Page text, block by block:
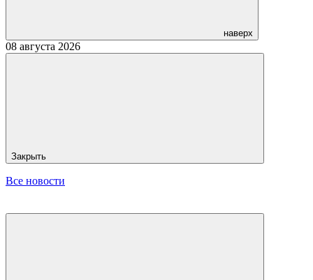
наверх
08 августа 2026
Закрыть
Все новости